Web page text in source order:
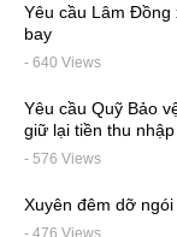
Yêu cầu Lâm
bay
- 640 Views
Yêu cầu Quỹ Bảo
giữ lại tiền thu
- 576 Views
Xuyên đêm dỡ
- 476 Views